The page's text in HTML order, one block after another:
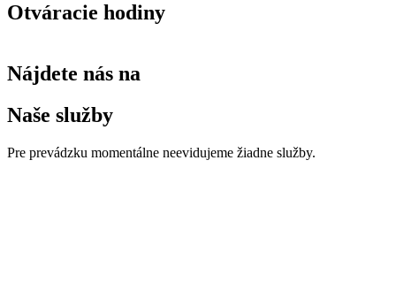
Otváracie hodiny
Nájdete nás na
Naše služby
Pre prevádzku momentálne neevidujeme žiadne služby.